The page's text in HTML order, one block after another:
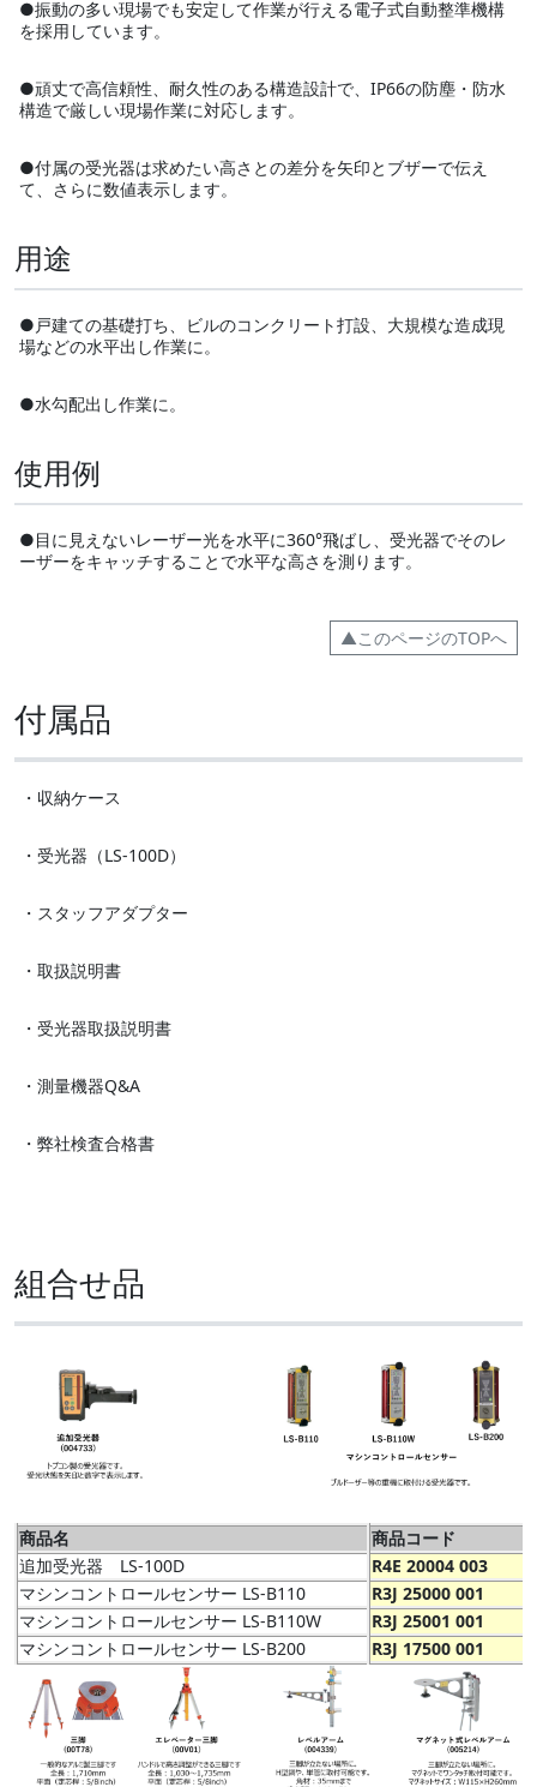
●振動の多い現場でも安定して作業が行える電子式自動整準機構
を採用しています。
●頑丈で高信頼性、耐久性のある構造設計で、IP66の防塵・防水
構造で厳しい現場作業に対応します。
●付属の受光器は求めたい高さとの差分を矢印とブザーで伝え
て、さらに数値表示します。
用途
●戸建ての基礎打ち、ビルのコンクリート打設、大規模な造成現
場などの水平出し作業に。
●水勾配出し作業に。
使用例
●目に見えないレーザー光を水平に360°飛ばし、受光器でそのレ
ーザーをキャッチすることで水平な高さを測ります。
▲このページのTOPへ
付属品
・収納ケース
・受光器（LS-100D）
・スタッフアダプター
・取扱説明書
・受光器取扱説明書
・測量機器Q&A
・弊社検査合格書
組合せ品
商品名
商品コード
追加受光器 LS-100D
R4E 20004 003
マシンコントロールセンサー LS-B110
R3J 25000 001
マシンコントロールセンサー LS-B110W
R3J 25001 001
マシンコントロールセンサー LS-B200
R3J 17500 001